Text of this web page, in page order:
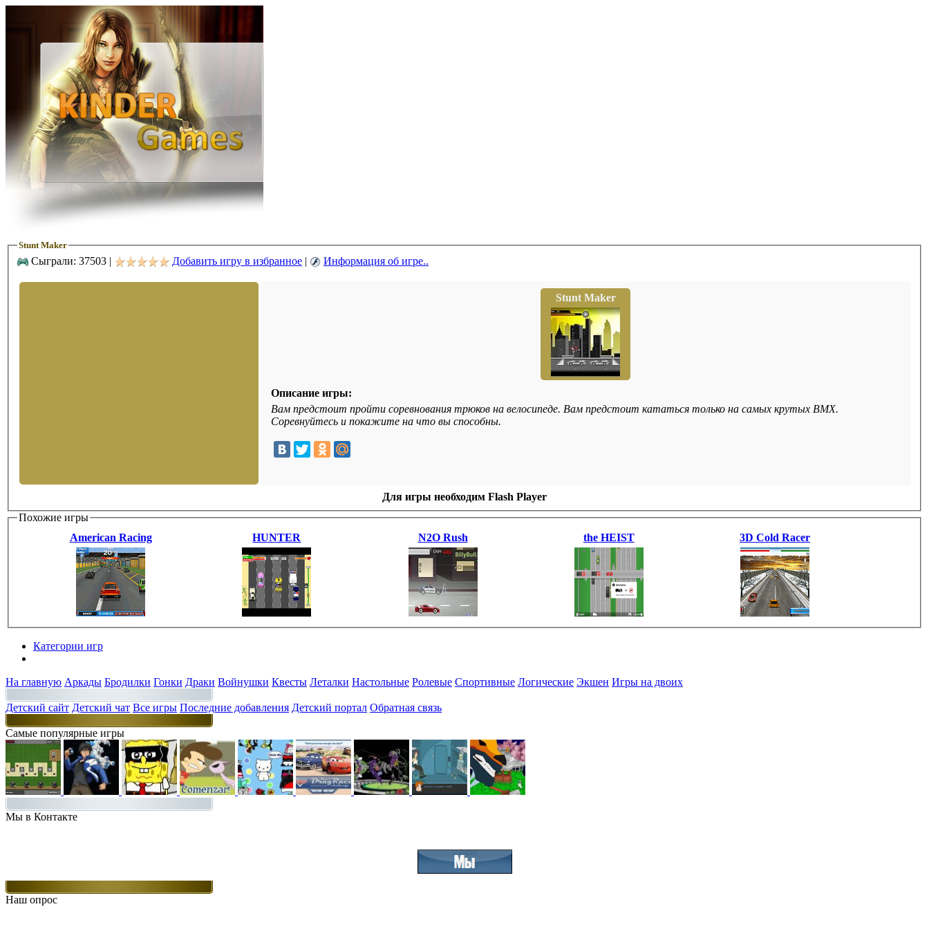
Stunt Maker
Сыграли: 37503 | Добавить игру в избранное | Информация об игре..
Stunt Maker
Описание игры:
Вам предстоит пройти соревнования трюков на велосипеде. Вам предстоит кататься только на самых крутых BMX.
Соревнуйтесь и покажите на что вы способны.
Для игры необходим Flash Player
Похожие игры
American Racing
HUNTER N2O Rush the HEIST 3D Cold Racer
Категории игр
На главную Аркады Бродилки Гонки Драки Войнушки Квесты Леталки Настольные Ролевые Спортивные Логические Экшен Игры на двоих
Детский сайт Детский чат Все игры Последние добавления Детский портал Обратная связь
Самые популярные игры
Мы в Контакте
Наш опрос